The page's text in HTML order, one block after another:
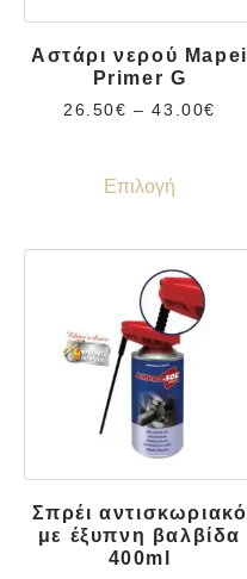
Αστάρι νερού Mapei
Primer G
26.50€ – 43.00€
Επιλογή
Σπρέι αντισκωριακό
με έξυπνη βαλβίδα
400ml